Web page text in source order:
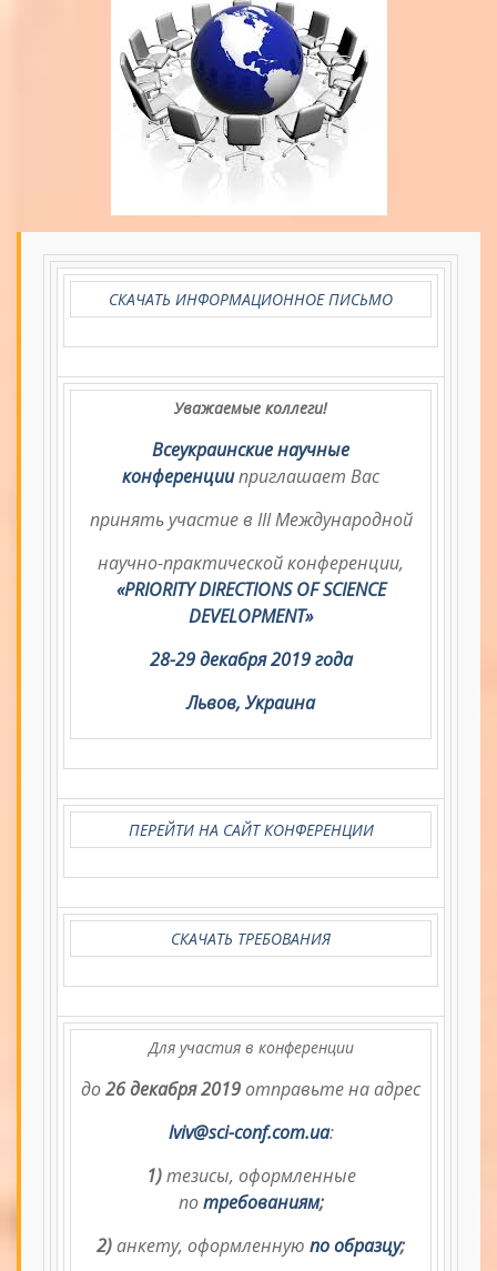
СКАЧАТЬ ИНФОРМАЦИОННОЕ ПИСЬМО
Уважаемые коллеги!
Всеукраинские научные
конференцииприглашает Вас
принять участие в III Международной
научно-практической конференции,
«PRIORITY DIRECTIONS OF SCIENCE
DEVELOPMENT»
28-29 декабря 2019 года
Львов, Украина
ПЕРЕЙТИ НА САЙТ КОНФЕРЕНЦИИ
СКАЧАТЬ ТРЕБОВАНИЯ
Для участия в конференции
до26 декабря 2019отправьте на адрес
lviv@sci-conf.com.ua:
1)тезисы, оформленные
потребованиям;
2)анкету, оформленную по образцу;